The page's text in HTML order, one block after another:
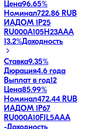
Цена96.65%
Номинал722.86 RUB
ИАДОМ 1P25
RU000A105H23AAA
13.2%Доходность
Ставка9.35%
Дюрация4.6 года
Выплат в год12
Цена85.99%
Номинал472.44 RUB
ИАДОМ 1P67
RU000A10FJL5AAA